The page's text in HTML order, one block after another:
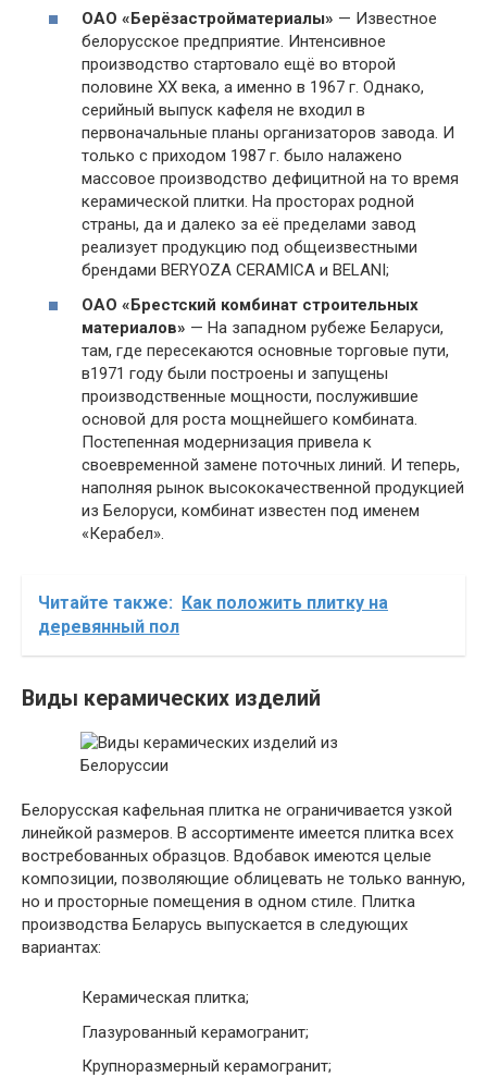
ОАО «Берёзастройматериалы» — Известное
белорусское предприятие. Интенсивное
производство стартовало ещё во второй
половине XX века, а именно в 1967 г. Однако,
серийный выпуск кафеля не входил в
первоначальные планы организаторов завода. И
только с приходом 1987 г. было налажено
массовое производство дефицитной на то время
керамической плитки. На просторах родной
страны, да и далеко за её пределами завод
реализует продукцию под общеизвестными
брендами BERYOZA CERAMICA и BELANI;
ОАО «Брестский комбинат строительных
материалов» — На западном рубеже Беларуси,
там, где пересекаются основные торговые пути,
в1971 году были построены и запущены
производственные мощности, послужившие
основой для роста мощнейшего комбината.
Постепенная модернизация привела к
своевременной замене поточных линий. И теперь,
наполняя рынок высококачественной продукцией
из Белоруси, комбинат известен под именем
«Керабел».
Читайте также: Как положить плитку на
деревянный пол
Виды керамических изделий
Белорусская кафельная плитка не ограничивается узкой
линейкой размеров. В ассортименте имеется плитка всех
востребованных образцов. Вдобавок имеются целые
композиции, позволяющие облицевать не только ванную,
но и просторные помещения в одном стиле. Плитка
производства Беларусь выпускается в следующих
вариантах:
Керамическая плитка;
Глазурованный керамогранит;
Крупноразмерный керамогранит;